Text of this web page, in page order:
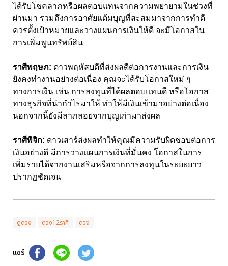
ได้รับโชคลาภหรือผลตอบแทนจากความพยายามในช่วงที่
ผ่านมา รวมถึงการอาศัยแต้มบุญที่สะสมมาจากการทำดี
ควรตั้งเป้าหมายและวางแผนการเงินให้ดี จะมีโอกาสใน
การเพิ่มพูนทรัพย์สิน
ราศีพฤษภ: ดาวพฤหัสบดีที่ส่งผลดีต่อการงานและการเงิน
ยังคงทำงานอย่างต่อเนื่อง คุณจะได้รับโอกาสใหม่ ๆ
ทางการเงิน เช่น การลงทุนที่ได้ผลตอบแทนดี หรือโอกาส
ทางธุรกิจที่นำกำไรมาให้ ทำให้มีเงินเข้ามาอย่างต่อเนื่อง
นอกจากนี้ยังมีลาภลอยจากบุญเก่ามาส่งผล
ราศีพิจิก: ดาวเสาร์ส่งผลทำให้คุณมีความรับผิดชอบต่อการ
เงินอย่างดี มีการวางแผนการเงินที่มั่นคง โอกาสในการ
เพิ่มรายได้จากงานเสริมหรือจากการลงทุนในระยะยาว
ปรากฏชัดเจน
ดูดวง ดวง12ราศี ดวง
แชร์